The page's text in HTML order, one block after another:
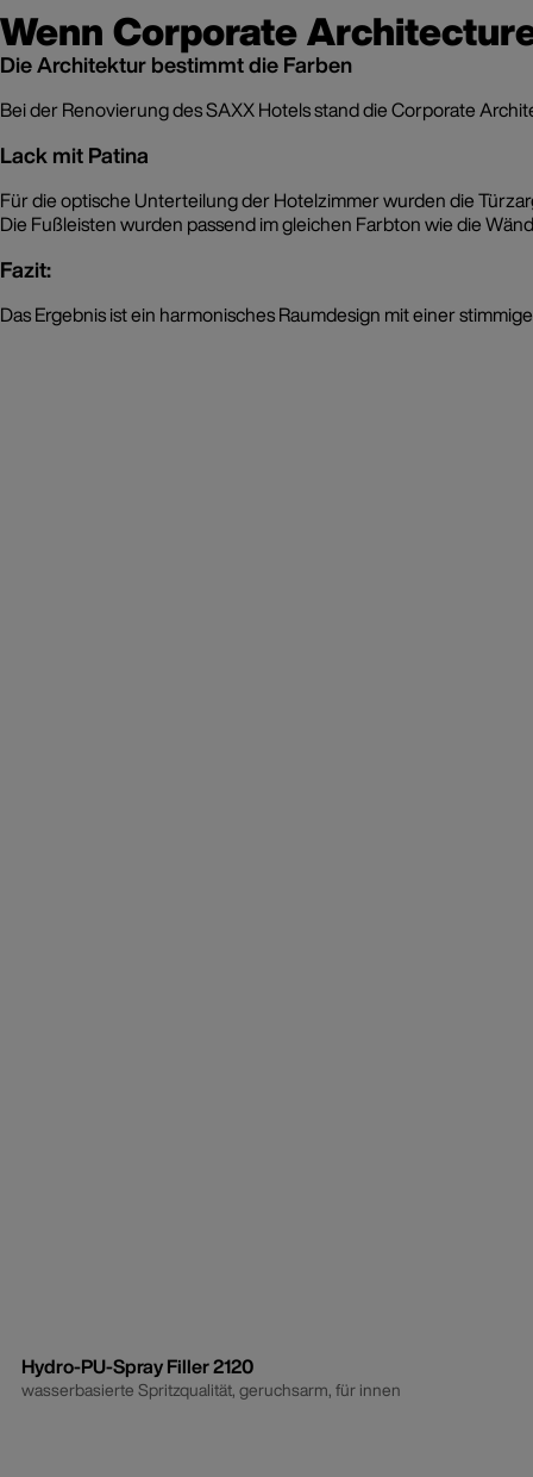
Wenn Corporate
Die Architektur bestimmt die Farben
Bei der Renovierung des SAXX Hotels stand die Corporate
Lack mit Patina
Für die optische Unterteilung der Hotelzimmer wurden die
Die Fußleisten wurden passend im gleichen Farbton wie die
Fazit:
Das Ergebnis ist ein harmonisches Raumdesign mit einer
Hydro-PU-Spray Filler 2120
wasserbasierte Spritzqualität, geruchsarm, für innen